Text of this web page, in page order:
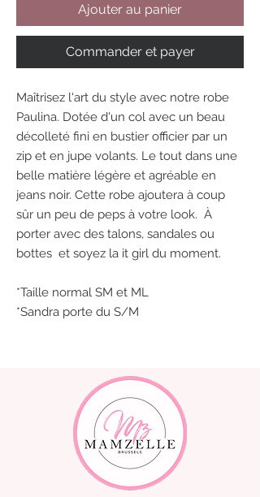
Ajouter au panier
Commander et payer
Maîtrisez l'art du style avec notre robe
Paulina. Dotée d'un col avec un beau
décolleté fini en bustier officier par un
zip et en jupe volants. Le tout dans une
belle matière légère et agréable en
jeans noir. Cette robe ajoutera à coup
sûr un peu de peps à votre look. À
porter avec des talons, sandales ou
bottes et soyez la it girl du moment.
*Taille normal SM et ML
*Sandra porte du S/M